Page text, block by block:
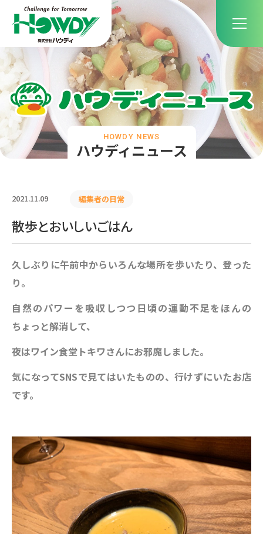
ハウディニュース
HOWDY NEWS
2021.11.09 編集者の日常
散歩とおいしいごはん
久しぶりに午前中からいろんな場所を歩いたり、登った
り。
自然のパワーを吸収しつつ日頃の運動不足をほんの
ちょっと解消して、
夜はワイン食堂トキワさんにお邪魔しました。
気になってSNSで見てはいたものの、行けずにいたお店
です。